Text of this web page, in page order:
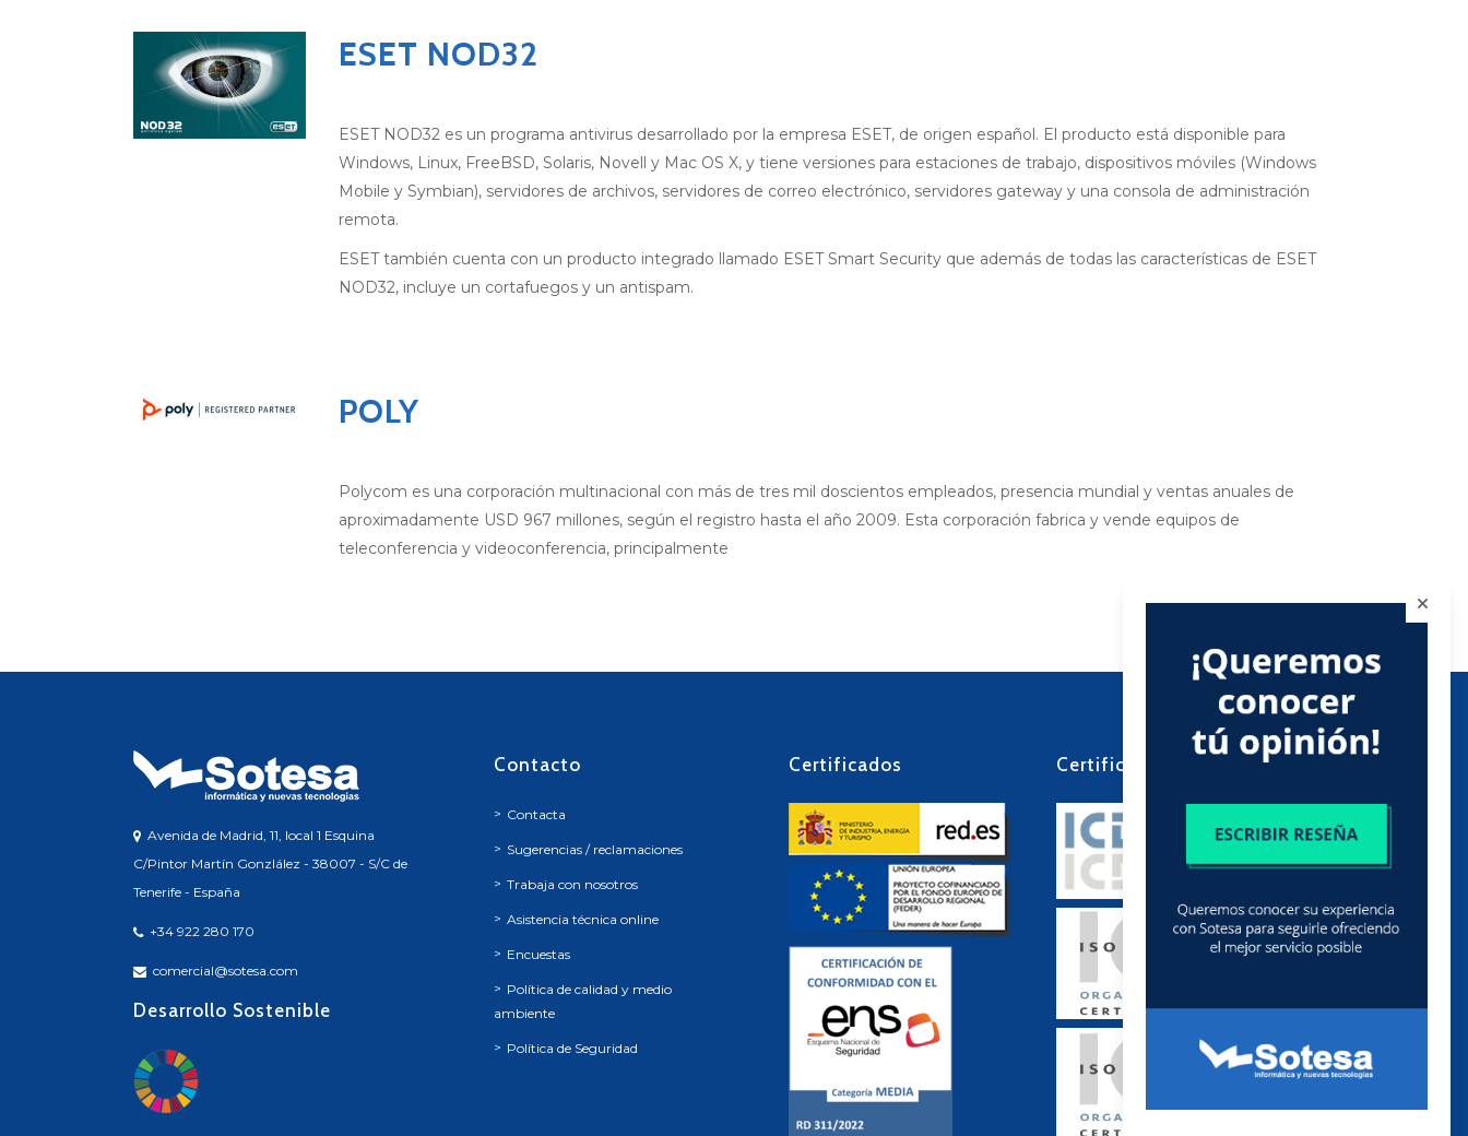
ESET NOD32
ESET NOD32 es un programa antivirus desarrollado por la empresa ESET, de origen español. El producto está disponible para
Windows, Linux, FreeBSD, Solaris, Novell y Mac OS X, y tiene versiones para estaciones de trabajo, dispositivos móviles (Windows
Mobile y Symbian), servidores de archivos, servidores de correo electrónico, servidores gateway y una consola de administración
remota.
ESET también cuenta con un producto integrado llamado ESET Smart Security que además de todas las características de ESET
NOD32, incluye un cortafuegos y un antispam.
POLY
Polycom es una corporación multinacional con más de tres mil doscientos empleados, presencia mundial y ventas anuales de
aproximadamente USD 967 millones, según el registro hasta el año 2009. Esta corporación fabrica y vende equipos de
teleconferencia y videoconferencia, principalmente
Avenida de Madrid, 11, local 1 Esquina
C/Pintor Martín Gonzlález - 38007 - S/C de
Tenerife - España
+34 922 280 170
comercial@sotesa.com
Desarrollo Sostenible
Contacto
Contacta
Sugerencias / reclamaciones
Trabaja con nosotros
Asistencia técnica online
Encuestas
Política de calidad y medio
ambiente
Política de Seguridad
Certificados Certificados